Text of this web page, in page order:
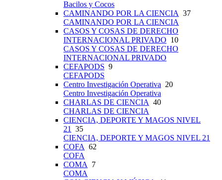
Bacilos y Cocos
CAMINANDO POR LA CIENCIA 37
CAMINANDO POR LA CIENCIA
CASOS Y COSAS DE DERECHO
INTERNACIONAL PRIVADO 10
CASOS Y COSAS DE DERECHO
INTERNACIONAL PRIVADO
CEFAPODS 9
CEFAPODS
Centro Investigación Operativa 20
Centro Investigación Operativa
CHARLAS DE CIENCIA 40
CHARLAS DE CIENCIA
CIENCIA, DEPORTE Y MAGOS NIVEL
21 35
CIENCIA, DEPORTE Y MAGOS NIVEL 21
COFA 62
COFA
COMA 7
COMA